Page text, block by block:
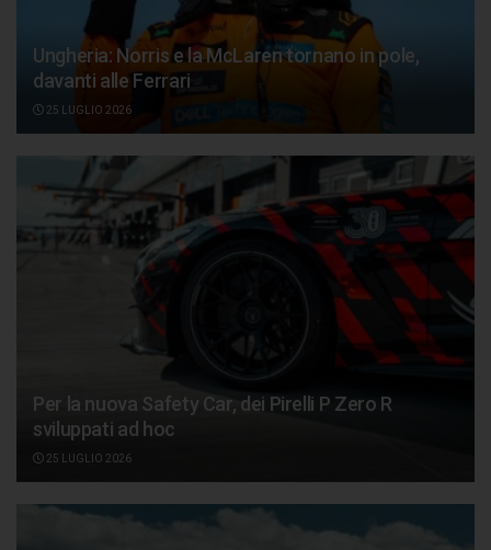
Ungheria: Norris e la McLaren tornano in pole,
davanti alle Ferrari
25 LUGLIO 2026
Per la nuova Safety Car, dei Pirelli P Zero R
sviluppati ad hoc
25 LUGLIO 2026